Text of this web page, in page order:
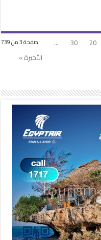
صفحة 3 من 739 20
30
...
الأخيرة »